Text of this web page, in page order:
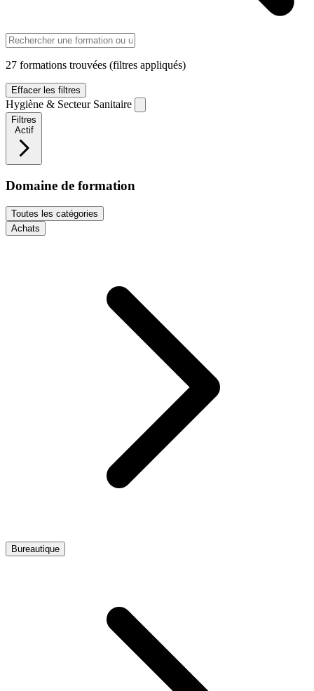
27 formations trouvées (filtres appliqués)
Effacer les filtres
Hygiène & Secteur Sanitaire
Filtres
Actif
Domaine de formation
Toutes les catégories
Achats
Bureautique